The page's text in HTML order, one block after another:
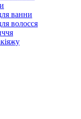
ванни
волосся